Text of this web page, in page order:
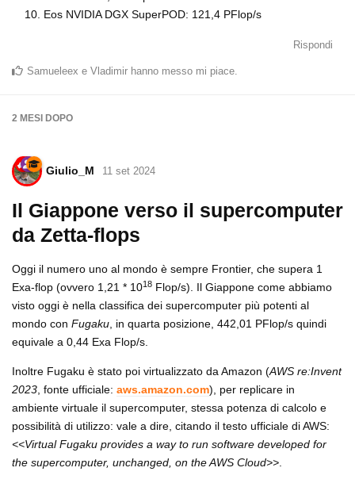
Eos NVIDIA DGX SuperPOD: 121,4 PFlop/s
Rispondi
Samueleex e Vladimir hanno messo mi piace.
2 MESI DOPO
Giulio_M 11 set 2024
Il Giappone verso il supercomputer
da Zetta-flops
Oggi il numero uno al mondo è sempre Frontier, che supera 1
Exa-flop (ovvero 1,21 * 1018 Flop/s). Il Giappone come abbiamo
visto oggi è nella classifica dei supercomputer più potenti al
mondo con Fugaku, in quarta posizione, 442,01 PFlop/s quindi
equivale a 0,44 Exa Flop/s.
Inoltre Fugaku è stato poi virtualizzato da Amazon (AWS re:Invent
2023, fonte ufficiale: aws.amazon.com), per replicare in
ambiente virtuale il supercomputer, stessa potenza di calcolo e
possibilità di utilizzo: vale a dire, citando il testo ufficiale di AWS:
<<Virtual Fugaku provides a way to run software developed for
the supercomputer, unchanged, on the AWS Cloud>>.